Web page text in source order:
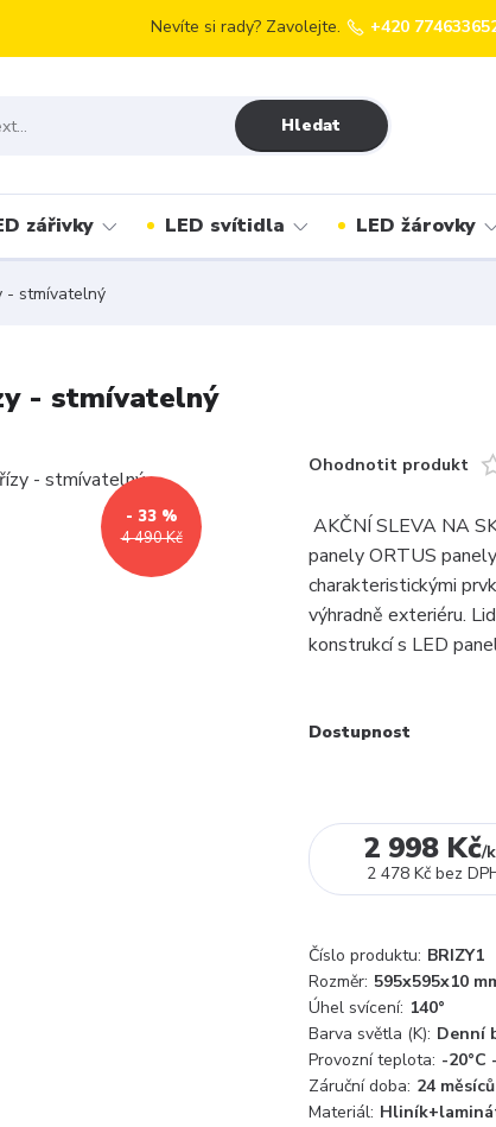
Hledat
Nevíte si rady? Zavolejte. +420
zářivky LED svítidla LED žárovky
- stmívatelný
- stmívatelný
4 490 Kč
- 33 %
Ohodnotit produkt
AKČNÍ SLEVA NA
panely ORTUS
charakteristickými
výhradně exteriéru.
konstrukcí s LED
Dostupnost
2 998 Kč/
2 478 Kč bez
Číslo produktu: BRIZY1
Rozměr: 595x595x10
Úhel svícení: 140°
Barva světla (K): Denní
Provozní teplota: -20°C
Záruční doba: 24 měsíců
Materiál: